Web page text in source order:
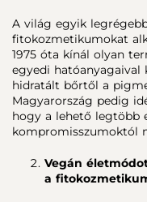
A világ egyik
fitokozmetikumokat
1975 óta kínál olyan
egyedi
hidratált bőrtől a
Magyarország pedig
hogy a lehető legtöbb
kompromisszumoktól
Vegán
a